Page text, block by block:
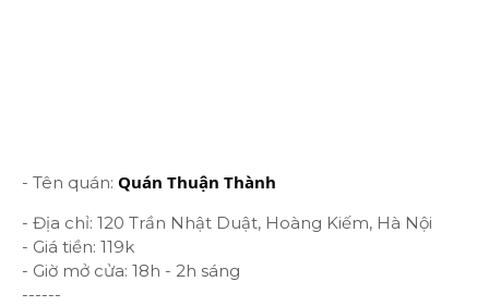
- Tên quán: Quán Thuận Thành
- Địa chỉ: 120 Trần Nhật Duật, Hoàng Kiếm, Hà Nội
- Giá tiền: 119k
- Giờ mở cửa: 18h - 2h sáng
------